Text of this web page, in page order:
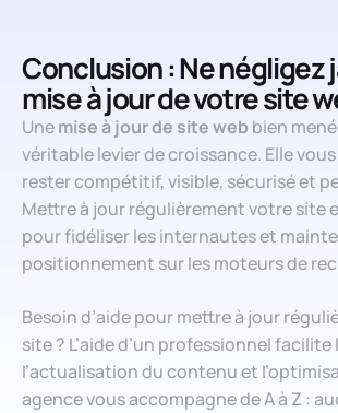
Conclusion : Ne négligez
mise à jour de votre site
Unemise à jour de site web bien
véritable levier de croissance. Elle
rester compétitif, visible, sécurisé et
Mettre à jour régulièrement votre site
pour fidéliser les internautes et
positionnement sur les moteurs de
Besoin d’aide pour mettre à jour
site ? L’aide d’un professionnel
l’actualisation du contenu et
agence vous accompagne de A à Z :